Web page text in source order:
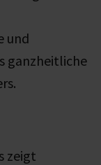
und
ganzheitliche
zeigt